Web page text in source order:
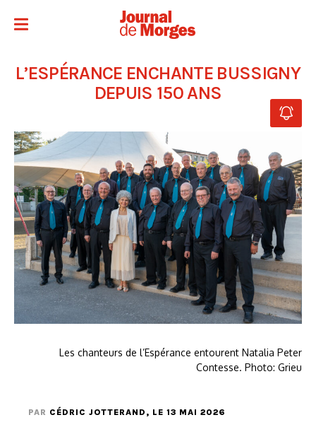
L’ESPÉRANCE ENCHANTE BUSSIGNY
DEPUIS 150 ANS
Les chanteurs de l’Espérance entourent Natalia Peter
Contesse. Photo: Grieu
PAR CÉDRIC JOTTERAND , LE 13 MAI 2026